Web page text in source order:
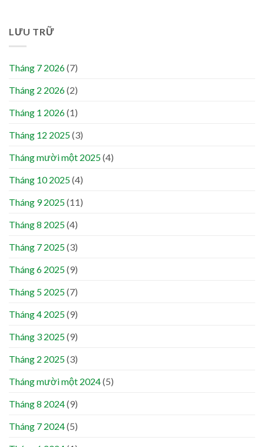
LƯU TRỮ
Tháng 7 2026(7)
Tháng 2 2026(2)
Tháng 1 2026(1)
Tháng 12 2025(3)
Tháng mười một 2025(4)
Tháng 10 2025(4)
Tháng 9 2025(11)
Tháng 8 2025(4)
Tháng 7 2025(3)
Tháng 6 2025(9)
Tháng 5 2025(7)
Tháng 4 2025(9)
Tháng 3 2025(9)
Tháng 2 2025(3)
Tháng mười một 2024(5)
Tháng 8 2024(9)
Tháng 7 2024(5)